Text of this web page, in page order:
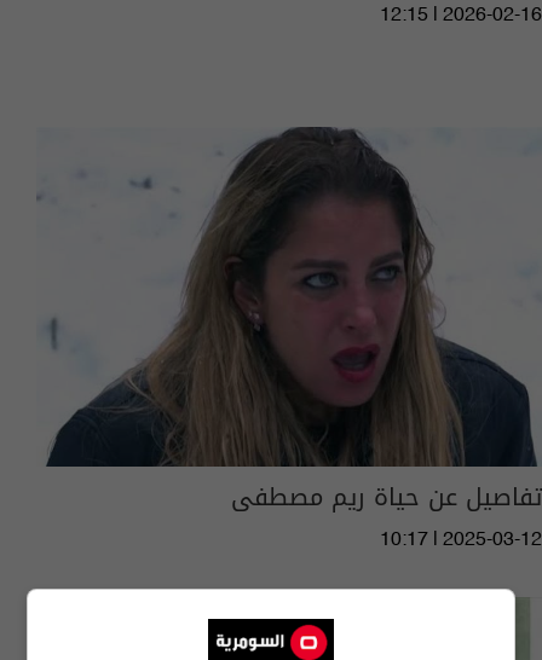
12:15 | 2026-02-16
تفاصيل عن حياة ريم مصطفى
10:17 | 2025-03-12